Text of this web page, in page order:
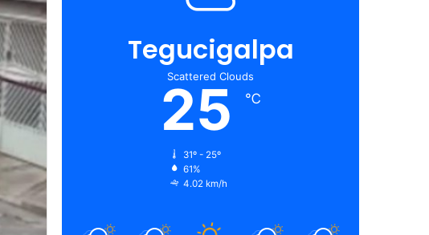
Tegucigalpa
Scattered Clouds
25 ℃
31º - 25º
61%
4.02 km/h